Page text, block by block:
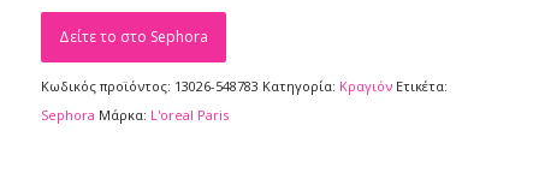
Δείτε το στο Sephora
Κωδικός προϊόντος: 13026-548783 Κατηγορία: Κραγιόν Ετικέτα:
Sephora Μάρκα: L'oreal Paris